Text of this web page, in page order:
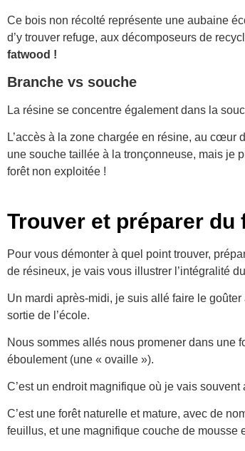
Ce bois non récolté représente une aubaine
d’y trouver refuge, aux décomposeurs de
fatwood !
Branche vs souche
La résine se concentre également dans la
L’accès à la zone chargée en résine, au cœur
une souche taillée à la tronçonneuse, mais je
forêt non exploitée !
Trouver et préparer du
Pour vous démonter à quel point trouver,
de résineux, je vais vous illustrer l’intégralité
Un mardi après-midi, je suis allé faire le
sortie de l’école.
Nous sommes allés nous promener dans une
éboulement (une « ovaille »).
C’est un endroit magnifique où je vais
C’est une forêt naturelle et mature, avec de
feuillus, et une magnifique couche de mousse